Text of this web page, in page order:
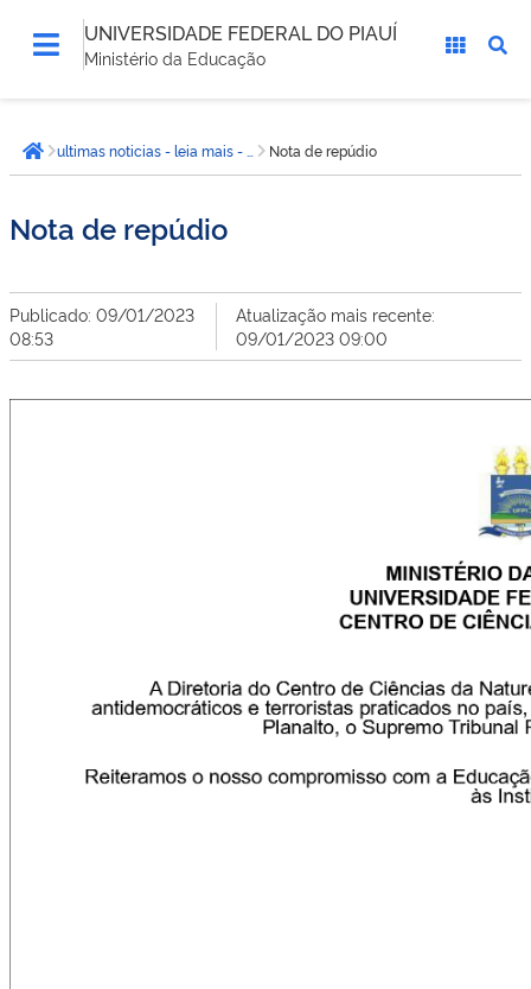
UNIVERSIDADE FEDERAL DO PIAUÍ
Ministério da Educação
está
aqui:Página inicial Nota de repúdio
Nota de repúdio
Publicado: 09/01/2023
08:53
Atualização mais recente:
09/01/2023 09:00